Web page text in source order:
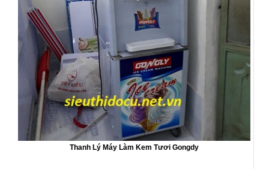
Thanh Lý Máy Làm Kem Tươi Gongdy